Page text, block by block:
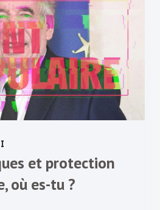
et protection
où es-tu ?